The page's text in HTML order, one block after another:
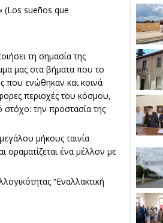
(Los sueños que
τη σημασία της
μας στα βήματα που το
που ενώθηκαν και κοινά
περιοχές του κόσμου,
την προστασία της
μήκους ταινία
οραματίζεται ένα μέλλον με
“Εναλλακτική